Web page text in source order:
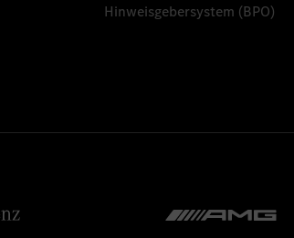
Hinweisgebersystem (BPO)